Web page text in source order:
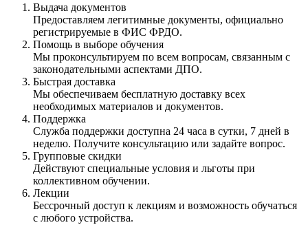
Выдача документов
Предоставляем легитимные документы, официально
регистрируемые в ФИС ФРДО.
Помощь в выборе обучения
Мы проконсультируем по всем вопросам, связанным с
законодательными аспектами ДПО.
Быстрая доставка
Мы обеспечиваем бесплатную доставку всех
необходимых материалов и документов.
Поддержка
Служба поддержки доступна 24 часа в сутки, 7 дней в
неделю. Получите консультацию или задайте вопрос.
Групповые скидки
Действуют специальные условия и льготы при
коллективном обучении.
Лекции
Бессрочный доступ к лекциям и возможность обучаться
с любого устройства.